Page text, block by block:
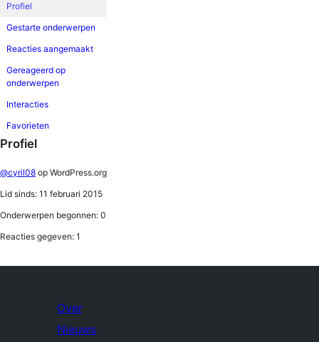
Profiel
Gestarte onderwerpen
Reacties aangemaakt
Gereageerd op
onderwerpen
Interacties
Favorieten
Profiel
@cyril08 op WordPress.org
Lid sinds: 11 februari 2015
Onderwerpen begonnen: 0
Reacties gegeven: 1
Over
Nieuws